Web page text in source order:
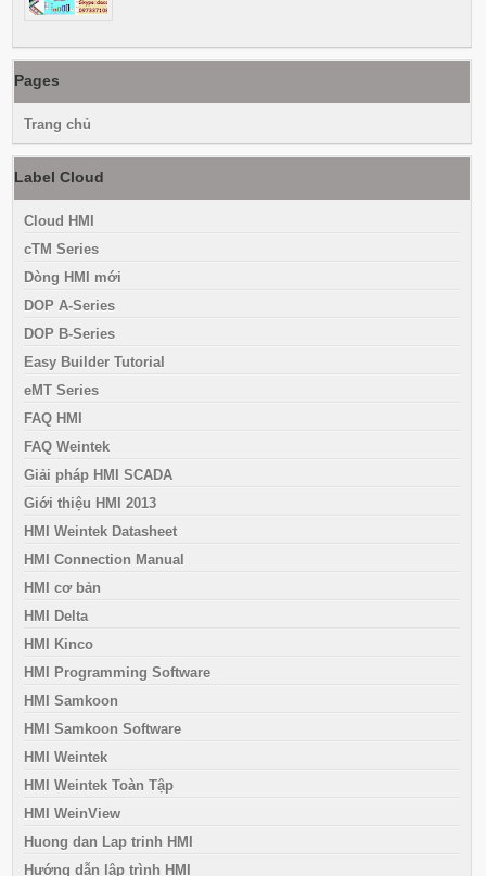
Pages
Trang chủ
Label Cloud
Cloud HMI
cTM Series
Dòng HMI mới
DOP A-Series
DOP B-Series
Easy Builder Tutorial
eMT Series
FAQ HMI
FAQ Weintek
Giải pháp HMI SCADA
Giới thiệu HMI 2013
HMI Weintek Datasheet
HMI Connection Manual
HMI cơ bản
HMI Delta
HMI Kinco
HMI Programming Software
HMI Samkoon
HMI Samkoon Software
HMI Weintek
HMI Weintek Toàn Tập
HMI WeinView
Huong dan Lap trinh HMI
Hướng dẫn lập trình HMI